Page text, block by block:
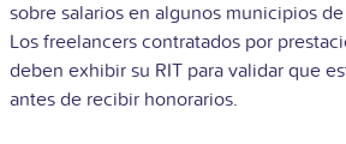
sobre salarios en algunos municipios
Los freelancers contratados por
deben exhibir su RIT para validar que
antes de recibir honorarios.